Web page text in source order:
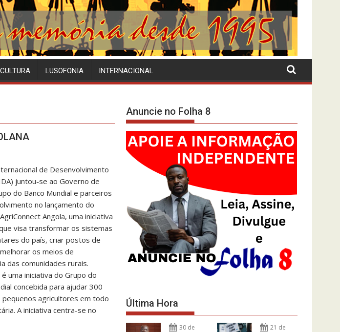
CULTURA LUSOFONIA INTERNACIONAL
de Desenvolvimento
juntou-se ao Governo de
do Banco Mundial e parceiros
no lançamento do
Angola, uma iniciativa
visa transformar os sistemas
do país, criar postos de
os meios de
das comunidades rurais.
uma iniciativa do Grupo do
concebida para ajudar 300
pequenos agricultores em todo
A iniciativa centra-se no
Anuncie no Folha 8
Última Hora
30 de
21 de